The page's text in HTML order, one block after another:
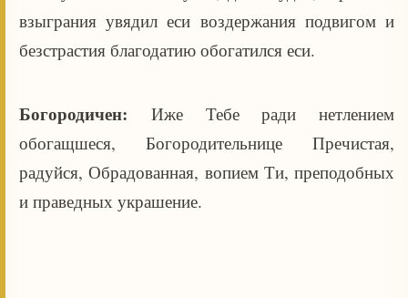
взыграния увядил еси воздержания подвигом и
безстрастия благодатию обогатился еси.
Богородичен: Иже Тебе ради нетлением
обогащшеся, Богородительнице Пречистая,
радуйся, Обрадованная, вопием Ти, преподобных
и праведных украшение.